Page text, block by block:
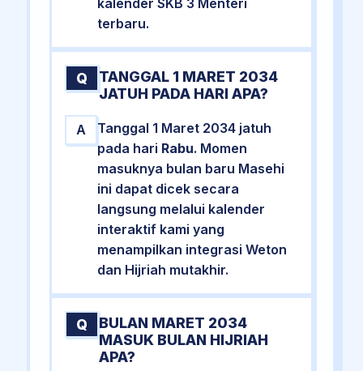
terbaru.
Q
TANGGAL 1 MARET 2034
JATUH PADA HARI APA?
A
Tanggal 1 Maret 2034 jatuh
pada hari Rabu. Momen
masuknya bulan baru Masehi
ini dapat dicek secara
langsung melalui kalender
interaktif kami yang
menampilkan integrasi Weton
dan Hijriah mutakhir.
Q
BULAN MARET 2034
MASUK BULAN HIJRIAH
APA?